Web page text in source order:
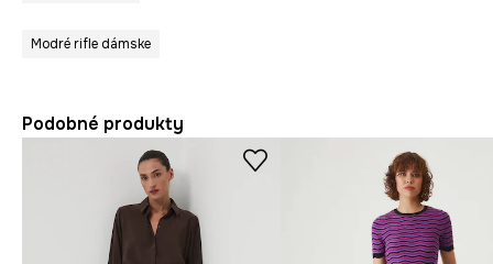
Modré rifle dámske
Podobné produkty